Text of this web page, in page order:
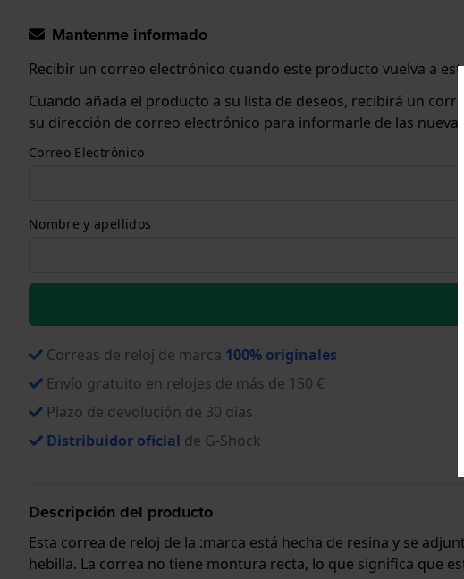
Mantenme informado
Recibir un correo electrónico cuando este producto vuelva a
Cuando añada el producto a su lista de deseos, recibirá un
su dirección de correo electrónico para informarle de las
Correo Electrónico
Nombre y apellidos
Correas de reloj de marca 100% originales
Envío gratuito en relojes de más de 150 €
Plazo de devolución de 30 días
Distribuidor oficial de G-Shock
Descripción del producto
Esta correa de reloj de la :marca está hecha de resina y se
hebilla. La correa no tiene montura recta, lo que significa que